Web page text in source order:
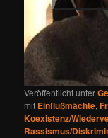
Veröffentlicht unter
mit Einflußmächte,
Koexistenz/
Rassismus/